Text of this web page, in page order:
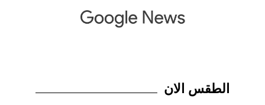
الطقس الان